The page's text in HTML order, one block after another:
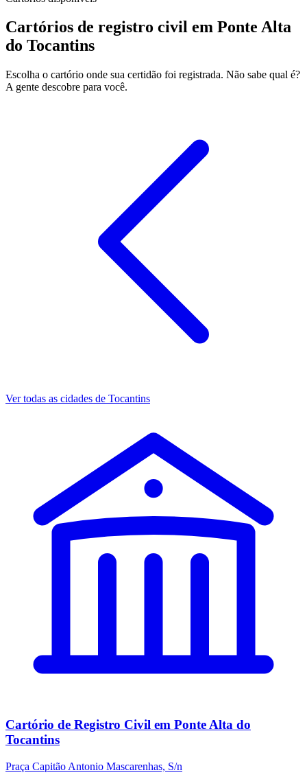
Cartórios de registro civil em Ponte Alta
do Tocantins
Escolha o cartório onde sua certidão foi registrada. Não sabe qual é?
A gente descobre para você.
Ver todas as cidades de Tocantins
Cartório de Registro Civil em Ponte Alta do
Tocantins
Praça Capitão Antonio Mascarenhas, S/n